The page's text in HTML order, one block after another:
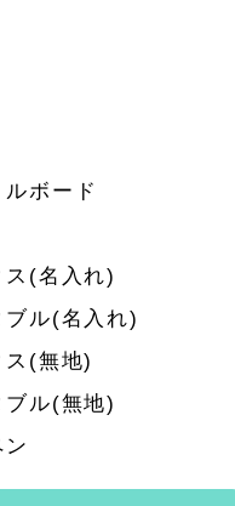
ボード
ス(名入れ)
ブル(名入れ)
ス(無地)
ブル(無地)